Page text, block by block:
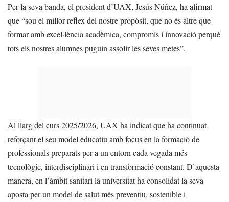
Per la seva banda, el president d’UAX, Jesús Núñez, ha afirmat
que “sou el millor reflex del nostre propòsit, que no és altre que
formar amb excel·lència acadèmica, compromís i innovació perquè
tots els nostres alumnes puguin assolir les seves metes”.
Al llarg del curs 2025/2026, UAX ha indicat que ha continuat
reforçant el seu model educatiu amb focus en la formació de
professionals preparats per a un entorn cada vegada més
tecnològic, interdisciplinari i en transformació constant. D’aquesta
manera, en l’àmbit sanitari la universitat ha consolidat la seva
aposta per un model de salut més preventiu, sostenible i